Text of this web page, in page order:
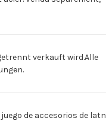
verkauft wird.Alle
juego de accesorios de latn